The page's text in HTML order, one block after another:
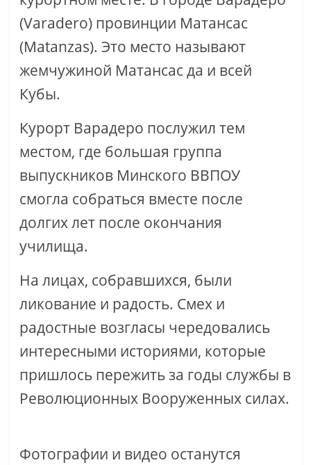
(Varadero) провинции Матансас
(Matanzas). Это место называют
жемчужиной Матансас да и всей
Кубы.
Курорт Варадеро послужил тем
местом, где большая группа
выпускников Минского ВВПОУ
смогла собраться вместе после
долгих лет после окончания
училища.
На лицах, собравшихся, были
ликование и радость. Смех и
радостные возгласы чередовались
интересными историями, которые
пришлось пережить за годы службы в
Революционных Вооруженных силах.
Фотографии и видео останутся